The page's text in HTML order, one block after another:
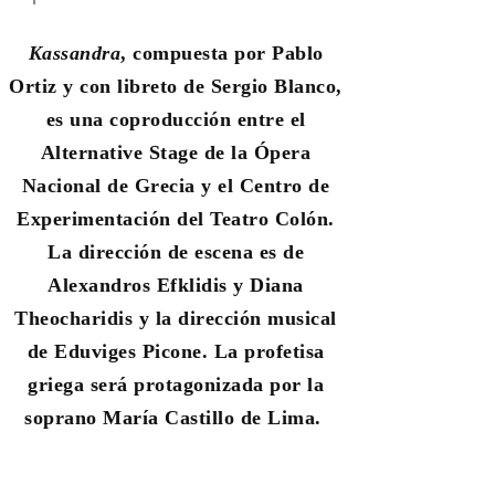
Kassandra, compuesta por Pablo
Ortiz y con libreto de Sergio Blanco,
es una coproducción entre el
Alternative Stage de la Ópera
Nacional de Grecia y el Centro de
Experimentación del Teatro Colón.
La dirección de escena es de
Alexandros Efklidis y Diana
Theocharidis y la dirección musical
de Eduviges Picone. La profetisa
griega será protagonizada por la
soprano María Castillo de Lima.